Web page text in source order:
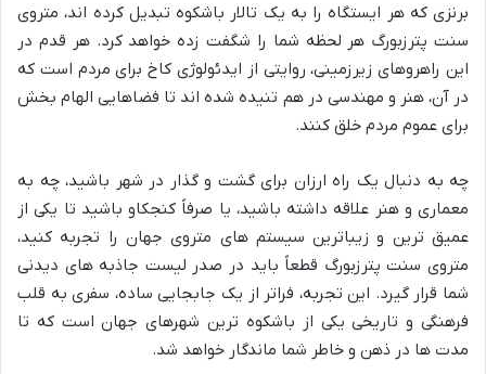
برنزی که هر ایستگاه را به یک تالار باشکوه تبدیل کرده اند، متروی
سنت پترزبورگ هر لحظه شما را شگفت زده خواهد کرد. هر قدم در
این راهروهای زیرزمینی، روایتی از ایدئولوژی کاخ برای مردم است که
در آن، هنر و مهندسی در هم تنیده شده اند تا فضاهایی الهام بخش
برای عموم مردم خلق کنند.
چه به دنبال یک راه ارزان برای گشت و گذار در شهر باشید، چه به
معماری و هنر علاقه داشته باشید، یا صرفاً کنجکاو باشید تا یکی از
عمیق ترین و زیباترین سیستم های متروی جهان را تجربه کنید،
متروی سنت پترزبورگ قطعاً باید در صدر لیست جاذبه های دیدنی
شما قرار گیرد. این تجربه، فراتر از یک جابجایی ساده، سفری به قلب
فرهنگی و تاریخی یکی از باشکوه ترین شهرهای جهان است که تا
مدت ها در ذهن و خاطر شما ماندگار خواهد شد.